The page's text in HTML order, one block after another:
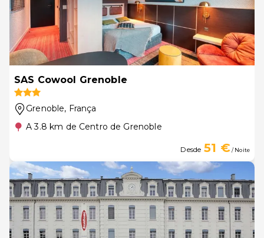
SAS Cowool Grenoble
Grenoble, França
A 3.8 km de Centro de Grenoble
Desde 51 €/ Noite